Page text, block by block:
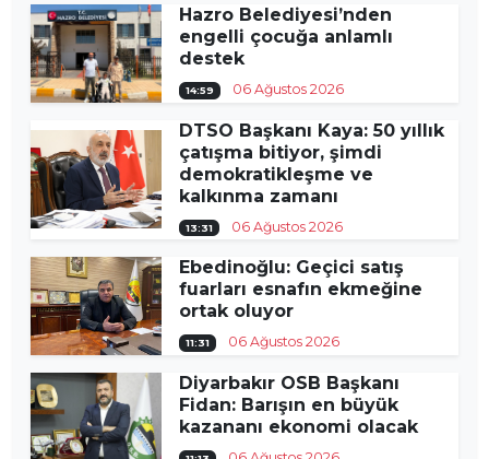
Hazro Belediyesi’nden
engelli çocuğa anlamlı
destek
14:59 06 Ağustos 2026
DTSO Başkanı Kaya: 50 yıllık
çatışma bitiyor, şimdi
demokratikleşme ve
kalkınma zamanı
13:31 06 Ağustos 2026
Ebedinoğlu: Geçici satış
fuarları esnafın ekmeğine
ortak oluyor
11:31 06 Ağustos 2026
Diyarbakır OSB Başkanı
Fidan: Barışın en büyük
kazananı ekonomi olacak